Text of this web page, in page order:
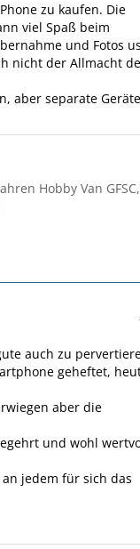
zu kaufen. Die
viel Spaß beim
und Fotos
nicht der Allmacht
aber separate Geräte
Hobby Van
auch zu
geheftet,
aber die
und wohl
jedem für sich das